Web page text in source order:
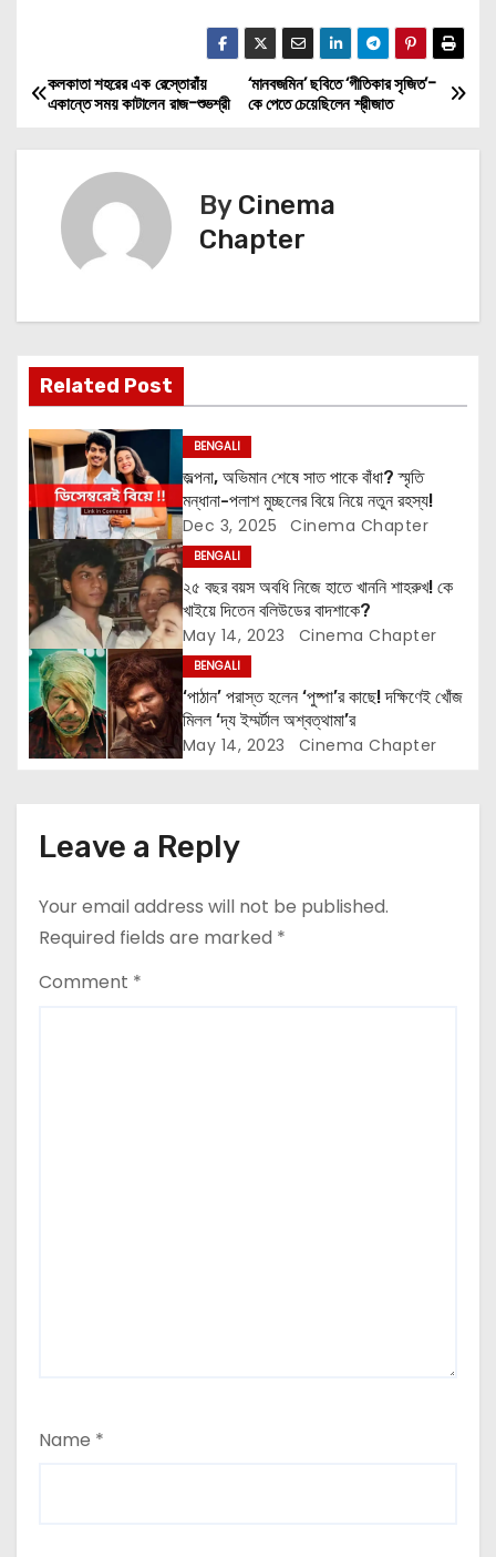
P
o
a
v
i
g
a
t
i
o
n
‘মানবজমিন’ ছবিতে ‘গীতিকার সৃজিত’-
কে পেতে চেয়েছিলেন শ্রীজাত
কলকাতা শহরের এক রেস্তোরাঁয়
একান্তে সময় কাটালেন রাজ-শুভশ্রী
By Cinema
Chapter
Related Post
BENGALI
জল্পনা, অভিমান শেষে সাত পাকে বাঁধা? স্মৃতি
মন্ধানা-পলাশ মুচ্ছলের বিয়ে নিয়ে নতুন রহস্য!
Dec 3, 2025 Cinema Chapter
BENGALI
২৫ বছর বয়স অবধি নিজে হাতে খাননি শাহরুখ! কে
খাইয়ে দিতেন বলিউডের বাদশাকে?
May 14, 2023 Cinema Chapter
BENGALI
‘পাঠান’ পরাস্ত হলেন ‘পুষ্পা’র কাছে! দক্ষিণেই খোঁজ
মিলল ‘দ্য ইম্মর্টাল অশ্বত্থামা’র
May 14, 2023 Cinema Chapter
Leave a Reply
Your email address will not be published.
Required fields are marked *
Comment *
Name *